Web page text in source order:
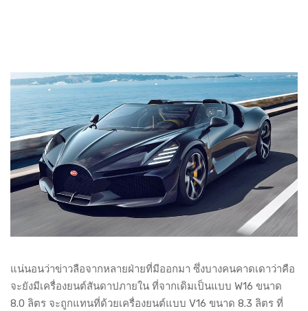
แน่นอนว่าข่าวลือจากหลายฝ่ายที่มีออกมา ซึ่งบางคนคาดเดาว่าคือ
จะยังมีเครื่องยนต์สันดาปภายใน ที่จากเดิมเป็นแบบ W16 ขนาด
8.0 ลิตร จะถูกแทนที่ด้วยเครื่องยนต์แบบ V16 ขนาด 8.3 ลิตร ที่